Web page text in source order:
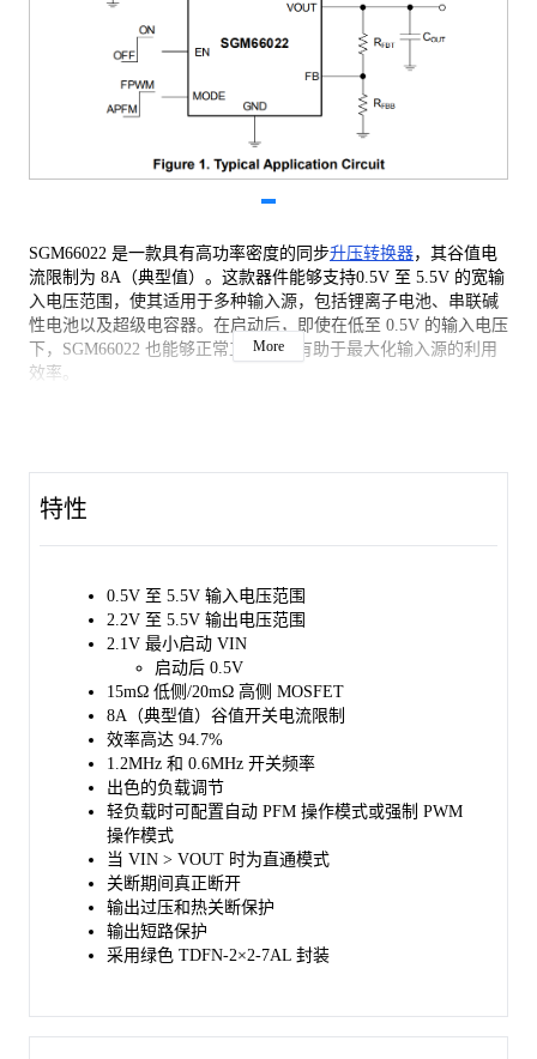
SGM66022 是一款具有高功率密度的同步升压转换器，其谷值电
流限制为 8A（典型值）。这款器件能够支持0.5V 至 5.5V 的宽输
入电压范围，使其适用于多种输入源，包括锂离子电池、串联碱
性电池以及超级电容器。在启动后，即使在低至 0.5V 的输入电压
下，SGM66022 也能够正常工作，这有助于最大化输入源的利用
效率。
PFM 模式。其 VOUT 引脚的静态电流仅为 30μA（典型值），有
过压保护、短路保护和热关断保护在内的多种保护功能。
SGM66022 采用绿色 TDFN-2×2-7AL 封装。
More
特性
0.5V 至 5.5V 输入电压范围
2.2V 至 5.5V 输出电压范围
2.1V 最小启动 VIN
启动后 0.5V
15mΩ 低侧/20mΩ 高侧 MOSFET
8A（典型值）谷值开关电流限制
效率高达 94.7%
1.2MHz 和 0.6MHz 开关频率
出色的负载调节
轻负载时可配置自动 PFM 操作模式或强制 PWM
操作模式
当 VIN > VOUT 时为直通模式
关断期间真正断开
输出过压和热关断保护
输出短路保护
采用绿色 TDFN-2×2-7AL 封装